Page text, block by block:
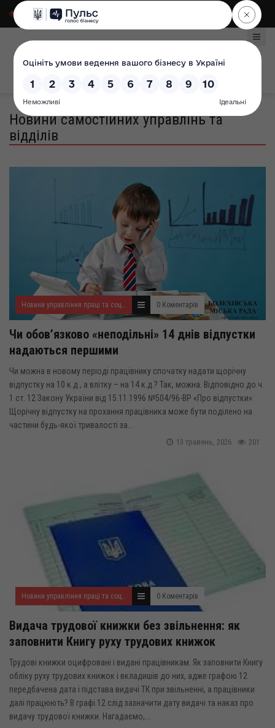
Для слабозорих|
Новини самостійних управлінь та
відділів
Новини управління праці та соціального захисту населення 0 Коментарів
Чи обов’язково «неподільні» 14 днів відпустки
надаються першими
Чи можна в новому періоді працівнику спочатку надати щорічну
відпустку на 10 к.д., а влітку – на 14 к.д.? Так, можна. Відповідно до ч.
1 ст. 12 Закону України від 15.11.1996 №504/96-ВР «Про відпустки»:
Щорічну відпустку на прохання працівника може бути поділено на
частини будь-якої тривалості за...
201
13 травень, 2026
Новини управління праці та соціального захисту населення 0 Коментарів
Видача трудової книжки без звільнення: як
заповнити Книгу руху трудових книжок
Трудові книжки оцифровані і видані працівникам. Як заповнити Книгу
обліку руху трудових книжок і вкладишів до них, адже графою 12
передбачена дата і підстава видачі ТК при звільненні, а працівники
далі працюють? В графі 12 слід зазначити дату видачі та наказ про
видачу трудової книжки. Нагадаємо,...